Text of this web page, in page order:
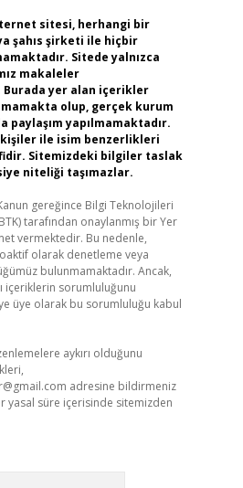
sitesi, herhangi bir
şahıs şirketi ile hiçbir
Sitede yalnızca
makaleler
Burada yer alan içerikler
olup, gerçek kurum
paylaşım yapılmamaktadır.
ile isim benzerlikleri
Sitemizdeki bilgiler taslak
niteliği taşımazlar.
gereğince Bilgi Teknolojileri
tarafından onaylanmış bir Yer
vermektedir. Bu nedenle,
olarak denetleme veya
bulunmamaktadır. Ancak,
içeriklerin sorumluluğunu
üye olarak bu sorumluluğu kabul
aykırı olduğunu
adresine bildirmeniz
yasal süre içerisinde sitemizden